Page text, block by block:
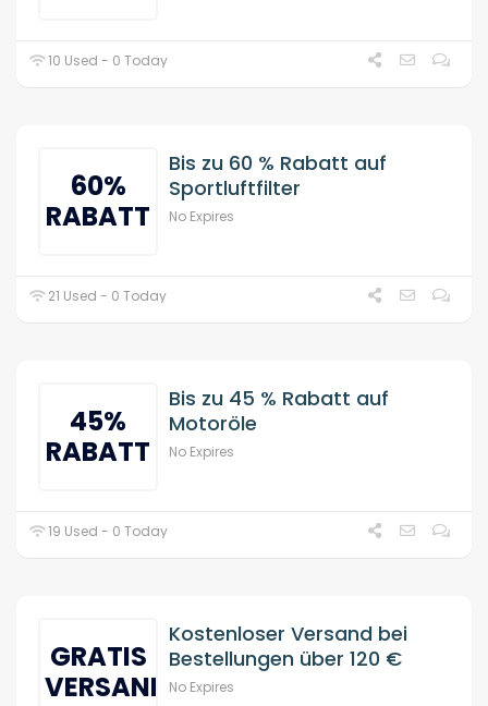
10 Used - 0 Today
60%
RABATT
Bis zu 60 % Rabatt auf
Sportluftfilter
No Expires
21 Used - 0 Today
45%
RABATT
Bis zu 45 % Rabatt auf
Motoröle
No Expires
19 Used - 0 Today
GRATIS
VERSAND
Kostenloser Versand bei
Bestellungen über 120 €
No Expires